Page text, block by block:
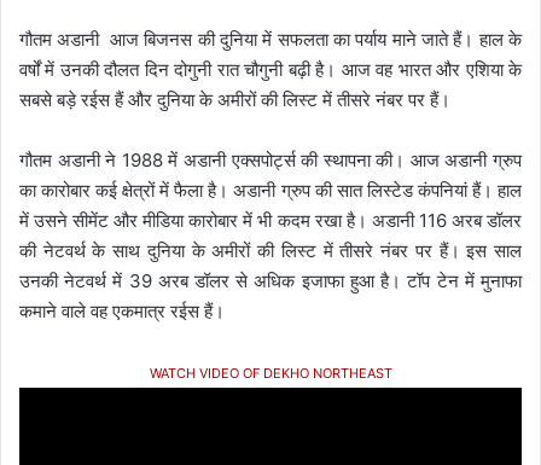
गौतम अडानी आज बिजनस की दुनिया में सफलता का पर्याय माने जाते हैं। हाल के
वर्षों में उनकी दौलत दिन दोगुनी रात चौगुनी बढ़ी है। आज वह भारत और एशिया के
सबसे बड़े रईस हैं और दुनिया के अमीरों की लिस्ट में तीसरे नंबर पर हैं।
गौतम अडानी ने 1988 में अडानी एक्सपोर्ट्स की स्थापना की। आज अडानी ग्रुप
का कारोबार कई क्षेत्रों में फैला है। अडानी ग्रुप की सात लिस्टेड कंपनियां हैं। हाल
में उसने सीमेंट और मीडिया कारोबार में भी कदम रखा है। अडानी 116 अरब डॉलर
की नेटवर्थ के साथ दुनिया के अमीरों की लिस्ट में तीसरे नंबर पर हैं। इस साल
उनकी नेटवर्थ में 39 अरब डॉलर से अधिक इजाफा हुआ है। टॉप टेन में मुनाफा
कमाने वाले वह एकमात्र रईस हैं।
WATCH VIDEO OF DEKHO NORTHEAST